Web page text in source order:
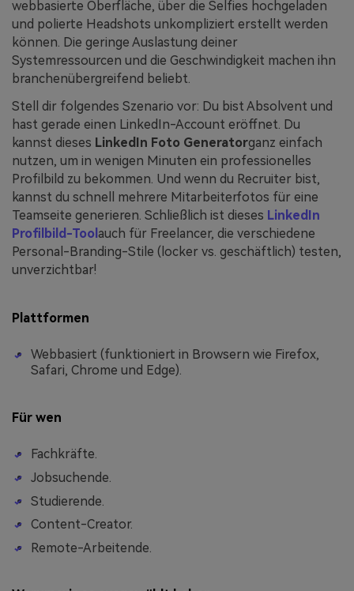
webbasierte Oberfläche, über die Selfies hochgeladen
und polierte Headshots unkompliziert erstellt werden
können. Die geringe Auslastung deiner
Systemressourcen und die Geschwindigkeit machen ihn
branchenübergreifend beliebt.
Stell dir folgendes Szenario vor: Du bist Absolvent und
hast gerade einen LinkedIn-Account eröffnet. Du
kannst dieses LinkedIn Foto Generatorganz einfach
nutzen, um in wenigen Minuten ein professionelles
Profilbild zu bekommen. Und wenn du Recruiter bist,
kannst du schnell mehrere Mitarbeiterfotos für eine
Teamseite generieren. Schließlich ist dieses LinkedIn
Profilbild-Tool auch für Freelancer, die verschiedene
Personal-Branding-Stile (locker vs. geschäftlich) testen,
unverzichtbar!
Plattformen
Webbasiert (funktioniert in Browsern wie Firefox,
Safari, Chrome und Edge).
Für wen
Fachkräfte.
Jobsuchende.
Studierende.
Content-Creator.
Remote-Arbeitende.